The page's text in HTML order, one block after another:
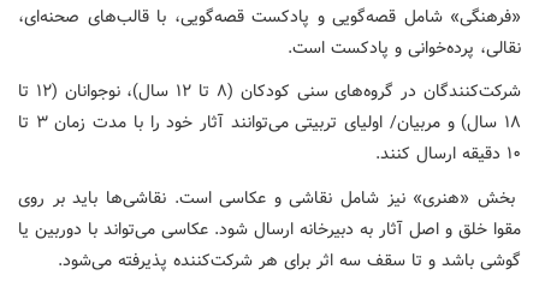
«فرهنگی» شامل قصه‌گویی و پادکست قصه‌گویی، با قالب‌های صحنه‌ای،
نقالی، پرده‌خوانی و پادکست است.
شرکت‌کنندگان در گروه‌های سنی کودکان (۸ تا ۱۲ سال)، نوجوانان (۱۲ تا
۱۸ سال) و مربیان/ اولیای تربیتی می‌توانند آثار خود را با مدت زمان ۳ تا
۱۰ دقیقه ارسال کنند.
بخش «هنری» نیز شامل نقاشی و عکاسی است. نقاشی‌ها باید بر روی
مقوا خلق و اصل آثار به دبیرخانه ارسال شود. عکاسی می‌تواند با دوربین یا
گوشی باشد و تا سقف سه اثر برای هر شرکت‌کننده پذیرفته می‌شود.